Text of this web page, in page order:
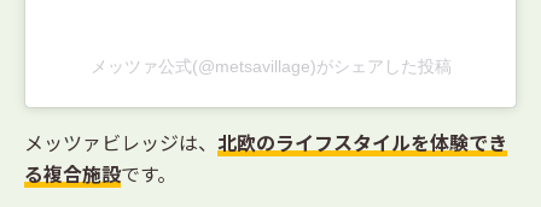
メッツァ公式(@metsavillage)がシェアした投稿
メッツァビレッジは、 北欧のライフスタイルを体験でき
る複合施設です。